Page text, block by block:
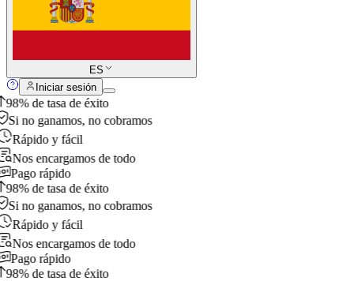
ES
Iniciar sesión
98% de tasa de éxito
Si no ganamos, no cobramos
Rápido y fácil
Nos encargamos de todo
Pago rápido
98% de tasa de éxito
Si no ganamos, no cobramos
Rápido y fácil
Nos encargamos de todo
Pago rápido
98% de tasa de éxito